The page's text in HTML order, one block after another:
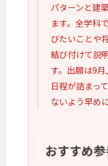
パターンと建
ます。全学科
びたいことや
結び付けて説
す。出願は9
日程が詰まっ
ないよう早め
おすすめ